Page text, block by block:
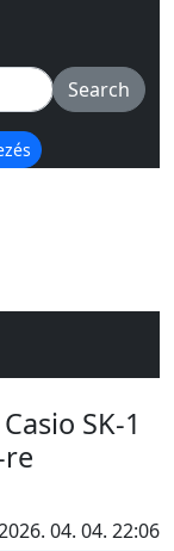
SK-1
re
04. 04. 22:06